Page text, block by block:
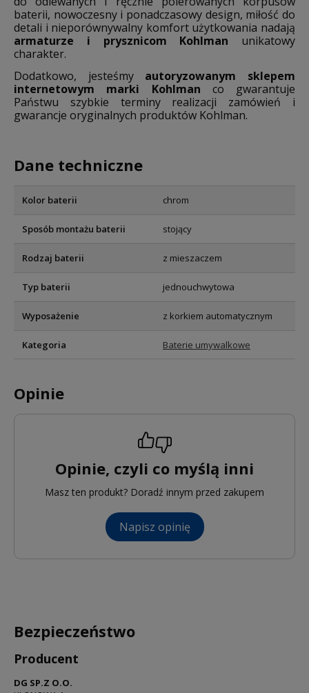
baterii, nowoczesny i ponadczasowy design, miłość do
detali i nieporównywalny komfort użytkowania nadają
armaturze i prysznicom Kohlman unikatowy
charakter.
Dodatkowo, jesteśmy autoryzowanym sklepem
internetowym marki Kohlman co gwarantuje
Państwu szybkie terminy realizacji zamówień i
gwarancje oryginalnych produktów Kohlman.
Dane techniczne
Kolor baterii chrom
Sposób montażu baterii stojący
Rodzaj baterii z mieszaczem
Typ baterii jednouchwytowa
Wyposażenie z korkiem automatycznym
Kategoria Baterie umywalkowe
Opinie
Opinie, czyli co myślą inni
Masz ten produkt? Doradź innym przed zakupem
Napisz opinię
Bezpieczeństwo
Producent
DG SP.Z O.O.